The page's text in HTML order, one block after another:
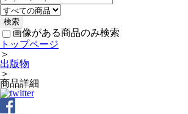
画像がある商品のみ検索
トップページ
＞
出版物
＞
商品詳細